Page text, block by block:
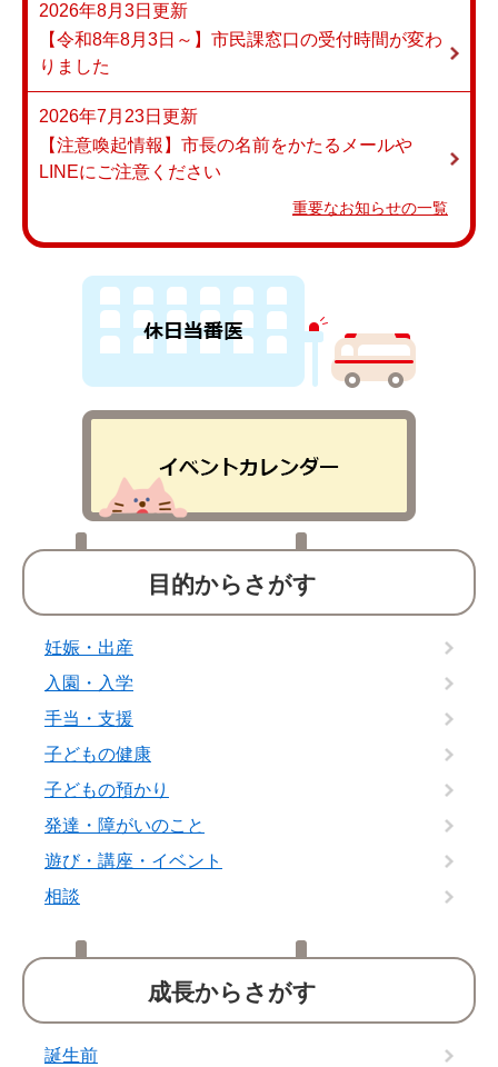
2026年8月3日更新
【令和8年8月3日～】市民課窓口の受付時間が変わ
りました
2026年7月23日更新
【注意喚起情報】市長の名前をかたるメールや
LINEにご注意ください
重要なお知らせの一覧
目的からさがす
妊娠・出産
入園・入学
手当・支援
子どもの健康
子どもの預かり
発達・障がいのこと
遊び・講座・イベント
相談
成長からさがす
誕生前